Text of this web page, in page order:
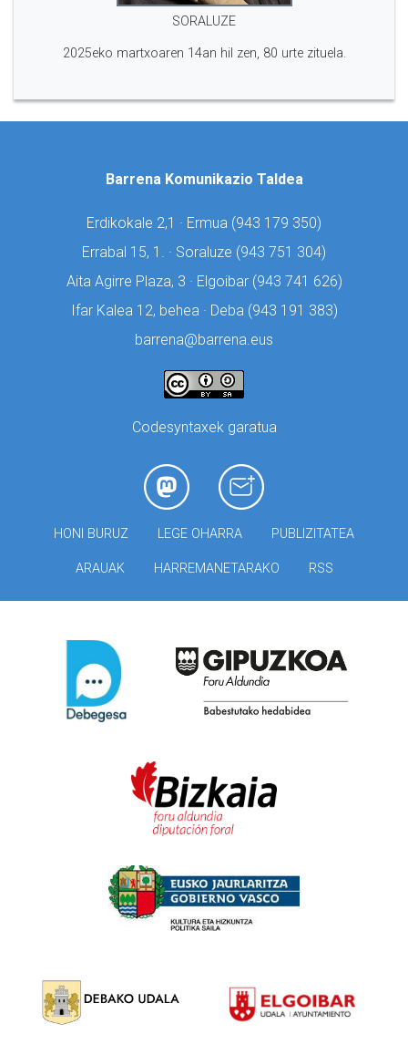
SORALUZE
2025eko martxoaren 14an hil zen, 80 urte zituela.
Barrena Komunikazio Taldea
Erdikokale 2,1 · Ermua (943 179 350)
Errabal 15, 1. · Soraluze (943 751 304)
Aita Agirre Plaza, 3 · Elgoibar (943 741 626)
Ifar Kalea 12, behea · Deba (943 191 383)
barrena@barrena.eus
Codesyntaxek garatua
HONI BURUZ LEGE OHARRA PUBLIZITATEA
ARAUAK HARREMANETARAKO RSS